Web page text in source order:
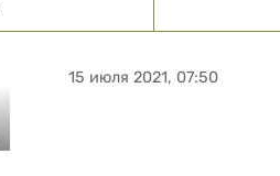
15 июля 2021, 07:50